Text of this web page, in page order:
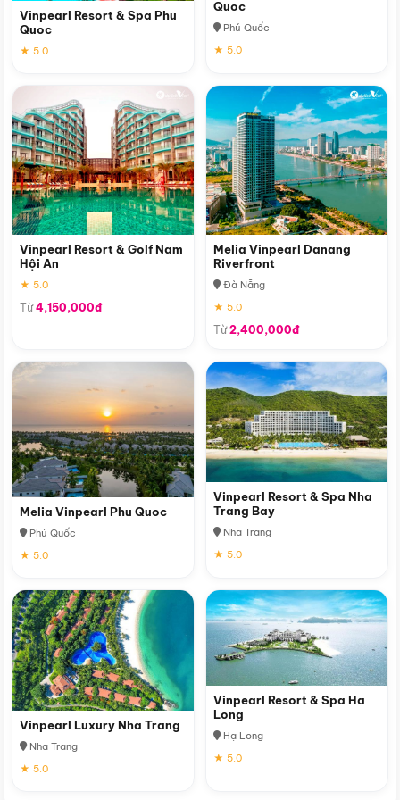
Vinpearl Resort & Spa Phu
Quoc
★ 5.0
Quoc
Phú Quốc
★ 5.0
Vinpearl Resort & Golf Nam
Hội An
★ 5.0
Từ4,150,000đ
Melia Vinpearl Danang
Riverfront
Đà Nẵng
★ 5.0
Từ2,400,000đ
Melia Vinpearl Phu Quoc
Phú Quốc
★ 5.0
Vinpearl Resort & Spa Nha
Trang Bay
Nha Trang
★ 5.0
Vinpearl Luxury Nha Trang
Nha Trang
★ 5.0
Vinpearl Resort & Spa Ha
Long
Hạ Long
★ 5.0